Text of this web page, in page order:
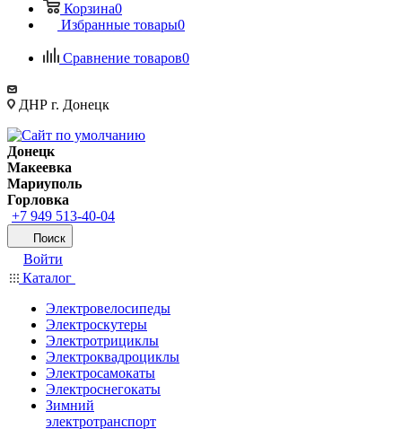
Корзина0
Избранные товары0
Сравнение товаров0
ДНР г. Донецк
Донецк
Макеевка
Мариуполь
Горловка
+7 949 513-40-04
Поиск
Войти
Каталог
Электровелосипеды
Электроскутеры
Электротрициклы
Электроквадроциклы
Электросамокаты
Электроснегокаты
Зимний
электротранспорт